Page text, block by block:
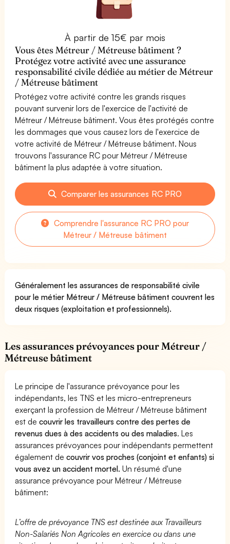
À partir de 15€ par mois
Vous êtes Métreur / Métreuse bâtiment ?
Protégez votre activité avec une assurance
responsabilité civile dédiée au métier de Métreur
/ Métreuse bâtiment
Protégez votre activité contre les grands risques
pouvant survenir lors de l'exercice de l'activité de
Métreur / Métreuse bâtiment. Vous êtes protégés contre
les dommages que vous causez lors de l'exercice de
votre activité de Métreur / Métreuse bâtiment. Nous
trouvons l'assurance RC pour Métreur / Métreuse
bâtiment la plus adaptée à votre situation.
Comparer les assurances RC PRO
Comprendre l'assurance RC PRO pour
Métreur / Métreuse bâtiment
Généralement les assurances de responsabilité civile
pour le métier Métreur / Métreuse bâtiment couvrent les
deux risques (exploitation et professionnels).
Les assurances prévoyances pour Métreur /
Métreuse bâtiment
Le principe de l'assurance prévoyance pour les
indépendants, les TNS et les micro-entrepreneurs
exerçant la profession de Métreur / Métreuse bâtiment
est decouvrir les travailleurs contre des pertes de
revenus dues à des accidents ou des maladies. Les
assurances prévoyances pour indépendants permettent
également decouvrir vos proches (conjoint et enfants) si
vous avez un accident mortel. Un résumé d'une
assurance prévoyance pour Métreur / Métreuse
bâtiment:
L’offre de prévoyance TNS est destinée aux Travailleurs
Non-Salariés Non Agricoles en exercice ou dans une